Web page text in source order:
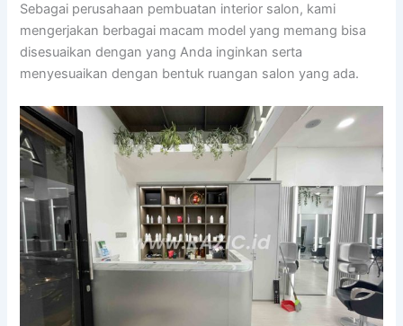
Sebagai perusahaan pembuatan interior salon, kami
mengerjakan berbagai macam model yang memang bisa
disesuaikan dengan yang Anda inginkan serta
menyesuaikan dengan bentuk ruangan salon yang ada.